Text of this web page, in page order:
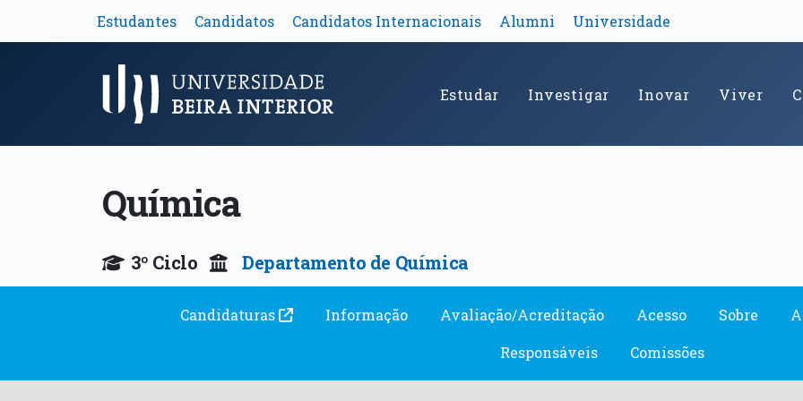
Estudantes Candidatos Candidatos Internacionais Alumni Universidade
Menu Principal Estudar Investigar Inovar Viver
Química
3º Ciclo Departamento de Química
Candidaturas Informação Avaliação/Acreditação Acesso Sobre
Responsáveis
Comissões